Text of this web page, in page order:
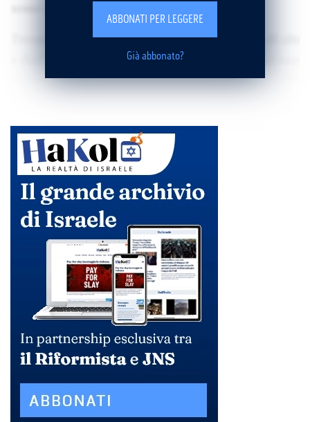
ABBONATI PER LEGGERE
Già abbonato?